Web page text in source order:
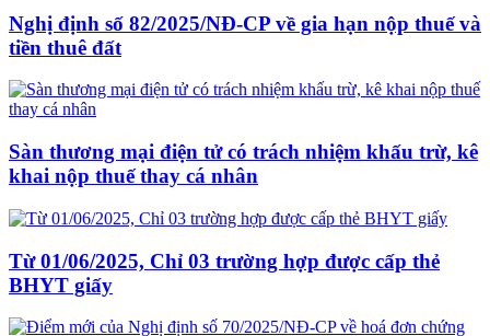
Nghị định số 82/2025/NĐ-CP về gia hạn nộp thuế và
tiền thuê đất
Sàn thương mại điện tử có trách nhiệm khấu trừ, kê
khai nộp thuế thay cá nhân
Từ 01/06/2025, Chỉ 03 trường hợp được cấp thẻ
BHYT giấy